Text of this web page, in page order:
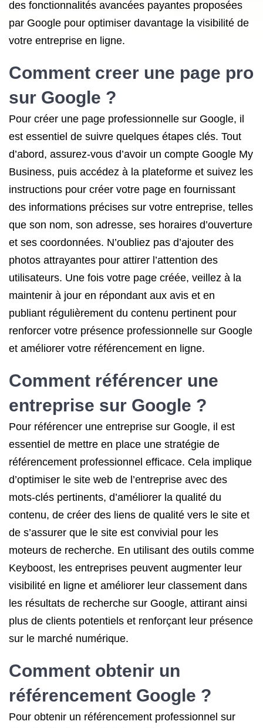
des fonctionnalités avancées payantes proposées
par Google pour optimiser davantage la visibilité de
votre entreprise en ligne.
Comment creer une page pro
sur Google ?
Pour créer une page professionnelle sur Google, il
est essentiel de suivre quelques étapes clés. Tout
d’abord, assurez-vous d’avoir un compte Google My
Business, puis accédez à la plateforme et suivez les
instructions pour créer votre page en fournissant
des informations précises sur votre entreprise, telles
que son nom, son adresse, ses horaires d’ouverture
et ses coordonnées. N’oubliez pas d’ajouter des
photos attrayantes pour attirer l’attention des
utilisateurs. Une fois votre page créée, veillez à la
maintenir à jour en répondant aux avis et en
publiant régulièrement du contenu pertinent pour
renforcer votre présence professionnelle sur Google
et améliorer votre référencement en ligne.
Comment référencer une
entreprise sur Google ?
Pour référencer une entreprise sur Google, il est
essentiel de mettre en place une stratégie de
référencement professionnel efficace. Cela implique
d’optimiser le site web de l’entreprise avec des
mots-clés pertinents, d’améliorer la qualité du
contenu, de créer des liens de qualité vers le site et
de s’assurer que le site est convivial pour les
moteurs de recherche. En utilisant des outils comme
Keyboost, les entreprises peuvent augmenter leur
visibilité en ligne et améliorer leur classement dans
les résultats de recherche sur Google, attirant ainsi
plus de clients potentiels et renforçant leur présence
sur le marché numérique.
Comment obtenir un
référencement Google ?
Pour obtenir un référencement professionnel sur